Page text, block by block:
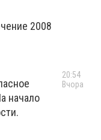
2008
начало
20:54
Вчора